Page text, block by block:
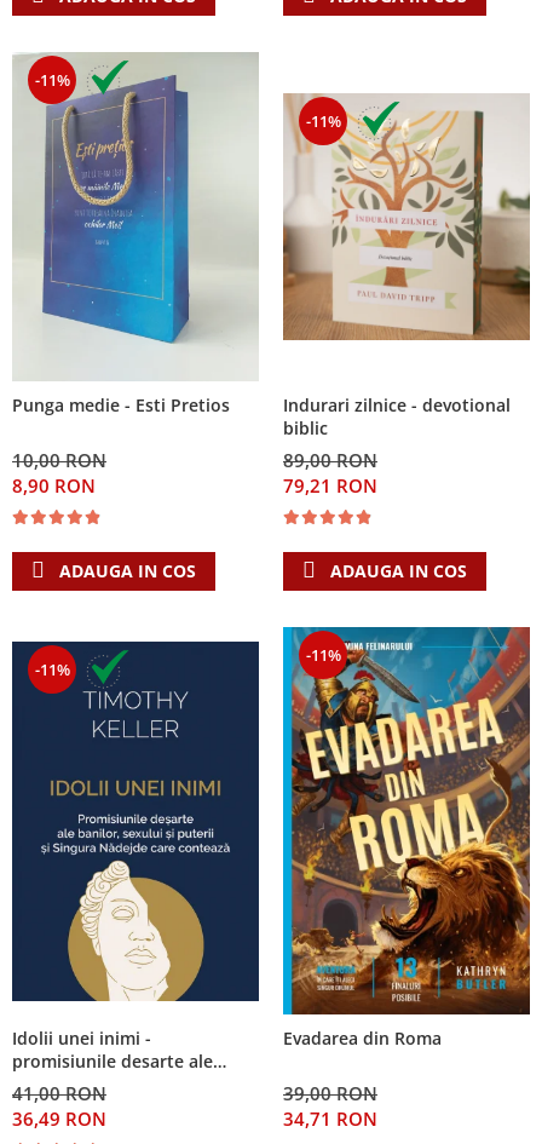
-11%
Punga medie - Esti Pretios
10,00 RON
8,90 RON
ADAUGA IN COS
-11%
Indurari zilnice - devotional
biblic
89,00 RON
79,21 RON
ADAUGA IN COS
-11%
Idolii unei inimi -
promisiunile desarte ale
banilor, sexului si puterii si
Singura Nadejde care
conteaza
41,00 RON
36,49 RON
-11%
Evadarea din Roma
39,00 RON
34,71 RON